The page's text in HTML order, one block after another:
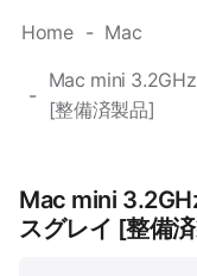
Home Mac
Mac mini
[整備済製品]
Mac mini
スグレイ [整備